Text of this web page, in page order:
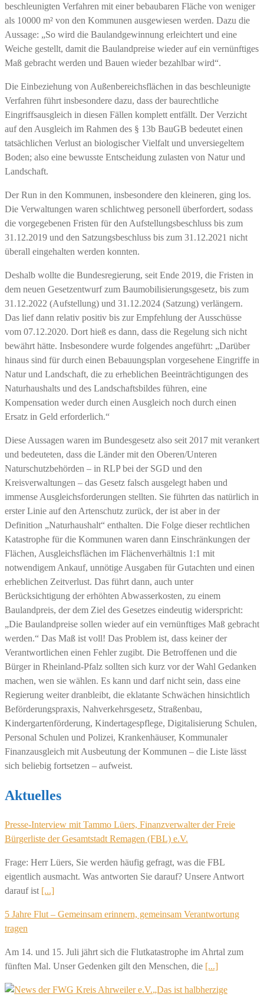
beschleunigten Verfahren mit einer bebaubaren Fläche von weniger
als 10000 m² von den Kommunen ausgewiesen werden. Dazu die
Aussage: „So wird die Baulandgewinnung erleichtert und eine
Weiche gestellt, damit die Baulandpreise wieder auf ein vernünftiges
Maß gebracht werden und Bauen wieder bezahlbar wird“.
Die Einbeziehung von Außenbereichsflächen in das beschleunigte
Verfahren führt insbesondere dazu, dass der baurechtliche
Eingriffsausgleich in diesen Fällen komplett entfällt. Der Verzicht
auf den Ausgleich im Rahmen des § 13b BauGB bedeutet einen
tatsächlichen Verlust an biologischer Vielfalt und unversiegeltem
Boden; also eine bewusste Entscheidung zulasten von Natur und
Landschaft.
Der Run in den Kommunen, insbesondere den kleineren, ging los.
Die Verwaltungen waren schlichtweg personell überfordert, sodass
die vorgegebenen Fristen für den Aufstellungsbeschluss bis zum
31.12.2019 und den Satzungsbeschluss bis zum 31.12.2021 nicht
überall eingehalten werden konnten.
Deshalb wollte die Bundesregierung, seit Ende 2019, die Fristen in
dem neuen Gesetzentwurf zum Baumobilisierungsgesetz, bis zum
31.12.2022 (Aufstellung) und 31.12.2024 (Satzung) verlängern.
Das lief dann relativ positiv bis zur Empfehlung der Ausschüsse
vom 07.12.2020. Dort hieß es dann, dass die Regelung sich nicht
bewährt hätte. Insbesondere wurde folgendes angeführt: „Darüber
hinaus sind für durch einen Bebauungsplan vorgesehene Eingriffe in
Natur und Landschaft, die zu erheblichen Beeinträchtigungen des
Naturhaushalts und des Landschaftsbildes führen, eine
Kompensation weder durch einen Ausgleich noch durch einen
Ersatz in Geld erforderlich.“
Diese Aussagen waren im Bundesgesetz also seit 2017 mit verankert
und bedeuteten, dass die Länder mit den Oberen/Unteren
Naturschutzbehörden – in RLP bei der SGD und den
Kreisverwaltungen – das Gesetz falsch ausgelegt haben und
immense Ausgleichsforderungen stellten. Sie führten das natürlich in
erster Linie auf den Artenschutz zurück, der ist aber in der
Definition „Naturhaushalt“ enthalten. Die Folge dieser rechtlichen
Katastrophe für die Kommunen waren dann Einschränkungen der
Flächen, Ausgleichsflächen im Flächenverhältnis 1:1 mit
notwendigem Ankauf, unnötige Ausgaben für Gutachten und einen
erheblichen Zeitverlust. Das führt dann, auch unter
Berücksichtigung der erhöhten Abwasserkosten, zu einem
Baulandpreis, der dem Ziel des Gesetzes eindeutig widerspricht:
„Die Baulandpreise sollen wieder auf ein vernünftiges Maß gebracht
werden.“ Das Maß ist voll! Das Problem ist, dass keiner der
Verantwortlichen einen Fehler zugibt. Die Betroffenen und die
Bürger in Rheinland-Pfalz sollten sich kurz vor der Wahl Gedanken
machen, wen sie wählen. Es kann und darf nicht sein, dass eine
Regierung weiter dranbleibt, die eklatante Schwächen hinsichtlich
Beförderungspraxis, Nahverkehrsgesetz, Straßenbau,
Kindergartenförderung, Kindertagespflege, Digitalisierung Schulen,
Personal Schulen und Polizei, Krankenhäuser, Kommunaler
Finanzausgleich mit Ausbeutung der Kommunen – die Liste lässt
sich beliebig fortsetzen – aufweist.
Aktuelles
Presse-Interview mit Tammo Lüers, Finanzverwalter der Freie
Bürgerliste der Gesamtstadt Remagen (FBL) e.V.
Frage: Herr Lüers, Sie werden häufig gefragt, was die FBL
eigentlich ausmacht. Was antworten Sie darauf? Unsere Antwort
darauf ist [...]
5 Jahre Flut – Gemeinsam erinnern, gemeinsam Verantwortung
tragen
Am 14. und 15. Juli jährt sich die Flutkatastrophe im Ahrtal zum
fünften Mal. Unser Gedenken gilt den Menschen, die [...]
„Das ist halbherzige